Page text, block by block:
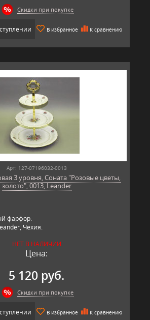
Скидки при покупке
В избранное К сравнению
Арт: 127-07196032-0013
3 уровня, Соната "Розовые цветы,
золото", 0013, Leander
фарфор.
Чехия.
НЕТ В НАЛИЧИИ
Цена:
5 120 руб.
Скидки при покупке
В избранное К сравнению